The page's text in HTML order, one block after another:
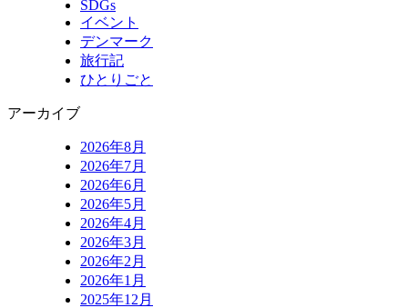
SDGs
イベント
デンマーク
旅行記
ひとりごと
アーカイブ
2026年8月
2026年7月
2026年6月
2026年5月
2026年4月
2026年3月
2026年2月
2026年1月
2025年12月